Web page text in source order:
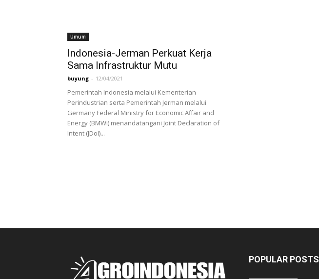
Umum
Indonesia-Jerman Perkuat Kerja
Sama Infrastruktur Mutu
buyung - 12/04/2021
Pemerintah Indonesia melalui Kementerian
Perindustrian serta Pemerintah Jerman melalui
Germany Federal Ministry for Economic Affair and
Energy (BMWi) menandatangani Joint Declaration of
Intent (JDoI)...
POPULAR POSTS